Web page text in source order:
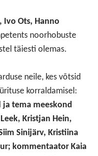
Ivo Ots, Hanno
noorhobuste
täiesti olemas.
neile, kes võtsid
korraldamisel:
ja tema meeskond
Kristjan Hein,
Sinijärv, Kristiina
kommentaator Kaia